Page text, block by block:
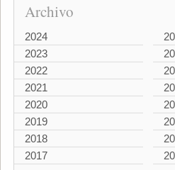
Archivo
2024
2023
2022
2021
2020
2019
2018
2017